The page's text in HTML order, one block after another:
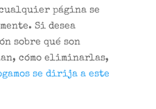
página se
Si desea
sobre qué son
cómo eliminarlas,
se dirija a este